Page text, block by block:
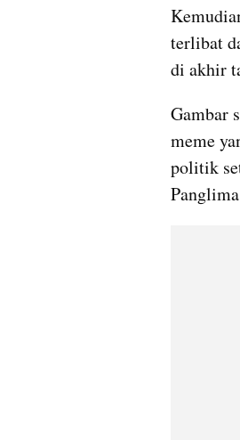
terlibat
di akhir
Gambar
meme
politik